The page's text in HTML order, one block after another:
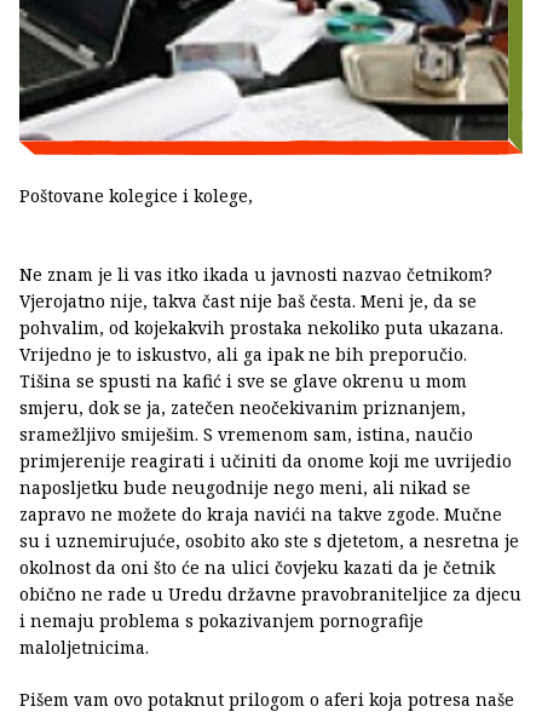
Poštovane kolegice i kolege,
Ne znam je li vas itko ikada u javnosti nazvao četnikom?
Vjerojatno nije, takva čast nije baš česta. Meni je, da se
pohvalim, od kojekakvih prostaka nekoliko puta ukazana.
Vrijedno je to iskustvo, ali ga ipak ne bih preporučio.
Tišina se spusti na kafić i sve se glave okrenu u mom
smjeru, dok se ja, zatečen neočekivanim priznanjem,
sramežljivo smiješim. S vremenom sam, istina, naučio
primjerenije reagirati i učiniti da onome koji me uvrijedio
naposljetku bude neugodnije nego meni, ali nikad se
zapravo ne možete do kraja navići na takve zgode. Mučne
su i uznemirujuće, osobito ako ste s djetetom, a nesretna je
okolnost da oni što će na ulici čovjeku kazati da je četnik
obično ne rade u Uredu državne pravobraniteljice za djecu
i nemaju problema s pokazivanjem pornografije
maloljetnicima.
Pišem vam ovo potaknut prilogom o aferi koja potresa naše